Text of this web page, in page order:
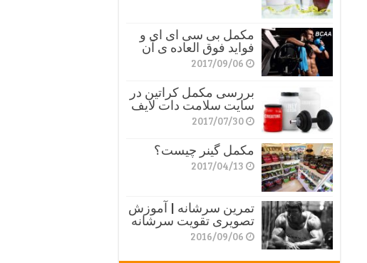
مکمل بی سی ای ای و
فواید فوق العاده ی آن
2017/09/06
بررسی مکمل کراتین در
سایت سلامت دات لایف
2017/07/30
مکمل گینر چیست؟
2017/04/13
تمرین سرشانه | آموزش
تصویری تقویت سرشانه
2016/09/06